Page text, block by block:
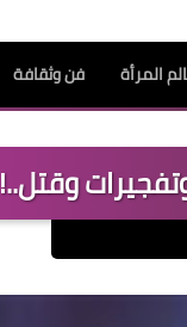
المرأة فن وثقافة
وقتل..!